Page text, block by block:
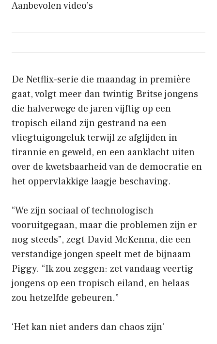
Aanbevolen video’s
De Netflix-serie die maandag in première
gaat, volgt meer dan twintig Britse jongens
die halverwege de jaren vijftig op een
tropisch eiland zijn gestrand na een
vliegtuigongeluk terwijl ze afglijden in
tirannie en geweld, en een aanklacht uiten
over de kwetsbaarheid van de democratie en
het oppervlakkige laagje beschaving.
“We zijn sociaal of technologisch
vooruitgegaan, maar die problemen zijn er
nog steeds”, zegt David McKenna, die een
verstandige jongen speelt met de bijnaam
Piggy. “Ik zou zeggen: zet vandaag veertig
jongens op een tropisch eiland, en helaas
zou hetzelfde gebeuren.”
‘Het kan niet anders dan chaos zijn’